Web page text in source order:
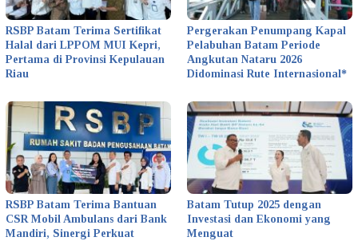
RSBP Batam Terima Sertifikat
Halal dari LPPOM MUI Kepri,
Pertama di Provinsi Kepulauan
Riau
Pergerakan Penumpang Kapal
Pelabuhan Batam Periode
Angkutan Nataru 2026
Didominasi Rute Internasional*
RSBP Batam Terima Bantuan
CSR Mobil Ambulans dari Bank
Mandiri, Sinergi Perkuat
Batam Tutup 2025 dengan
Investasi dan Ekonomi yang
Menguat